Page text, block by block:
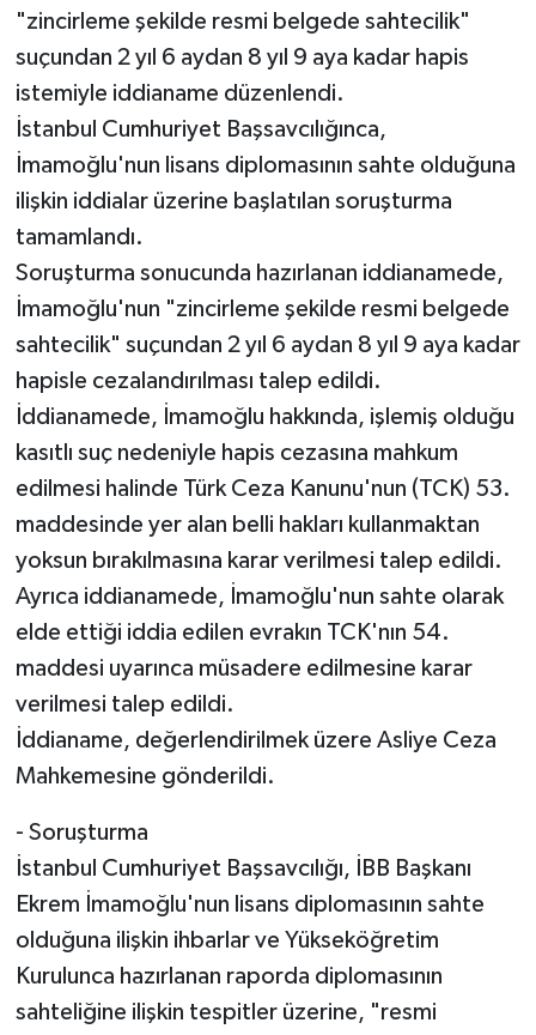
"zincirleme şekilde resmi belgede sahtecilik"
suçundan 2 yıl 6 aydan 8 yıl 9 aya kadar hapis
istemiyle iddianame düzenlendi.
İstanbul Cumhuriyet Başsavcılığınca,
İmamoğlu'nun lisans diplomasının sahte olduğuna
ilişkin iddialar üzerine başlatılan soruşturma
tamamlandı.
Soruşturma sonucunda hazırlanan iddianamede,
İmamoğlu'nun "zincirleme şekilde resmi belgede
sahtecilik" suçundan 2 yıl 6 aydan 8 yıl 9 aya kadar
hapisle cezalandırılması talep edildi.
İddianamede, İmamoğlu hakkında, işlemiş olduğu
kasıtlı suç nedeniyle hapis cezasına mahkum
edilmesi halinde Türk Ceza Kanunu'nun (TCK) 53.
maddesinde yer alan belli hakları kullanmaktan
yoksun bırakılmasına karar verilmesi talep edildi.
Ayrıca iddianamede, İmamoğlu'nun sahte olarak
elde ettiği iddia edilen evrakın TCK'nın 54.
maddesi uyarınca müsadere edilmesine karar
verilmesi talep edildi.
İddianame, değerlendirilmek üzere Asliye Ceza
Mahkemesine gönderildi.
- Soruşturma
İstanbul Cumhuriyet Başsavcılığı, İBB Başkanı
Ekrem İmamoğlu'nun lisans diplomasının sahte
olduğuna ilişkin ihbarlar ve Yükseköğretim
Kurulunca hazırlanan raporda diplomasının
sahteliğine ilişkin tespitler üzerine, "resmi